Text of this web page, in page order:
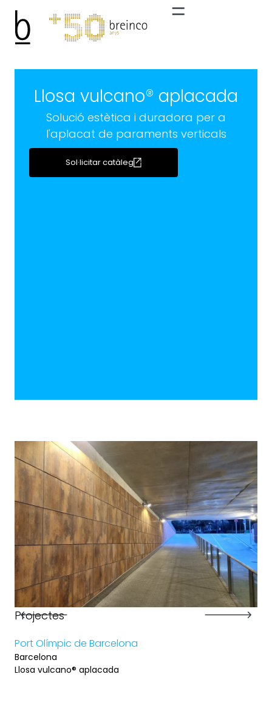
Llosa vulcano® aplacada
Solució estètica i duradora per a
l'aplacat de paraments verticals
Sol·licitar catàleg
Projectes
Port Olímpic de Barcelona
Barcelona
Llosa vulcano® aplacada